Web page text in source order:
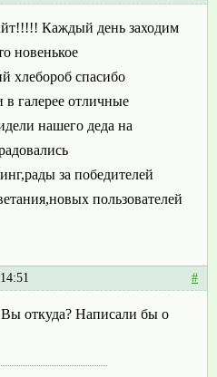
Каждый день заходим
новенькое
хлебороб спасибо
галерее отличные
нашего деда на
за победителей
пользователей
#
Вы откуда? Написали бы о